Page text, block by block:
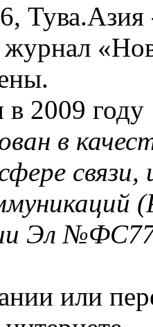
Тува.Азия
в 2009 году
в
Эл
или